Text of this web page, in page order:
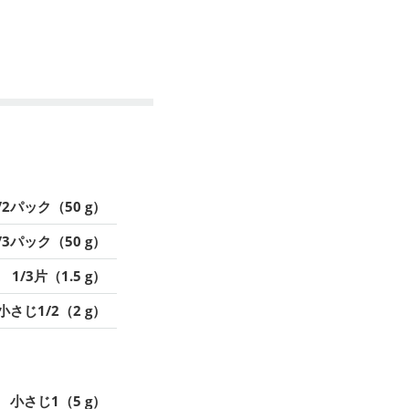
パック（50 g）
パック（50 g）
1/3片（1.5 g）
さじ1/2（2 g）
小さじ1（5 g）